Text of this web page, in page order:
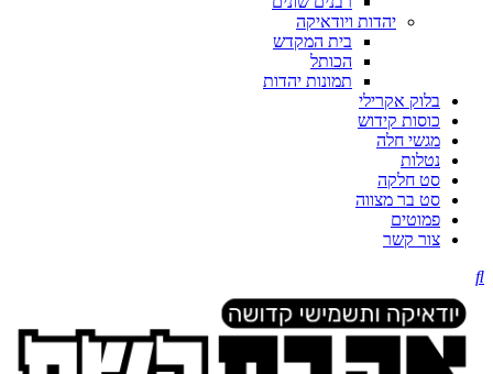
יהדות ויודאיקה
בית המקדש
הכותל
תמונות יהדות
בלוק אקרילי
כוסות קידוש
מגשי חלה
נטלות
סט חלקה
סט בר מצווה
פמוטים
צור קשר